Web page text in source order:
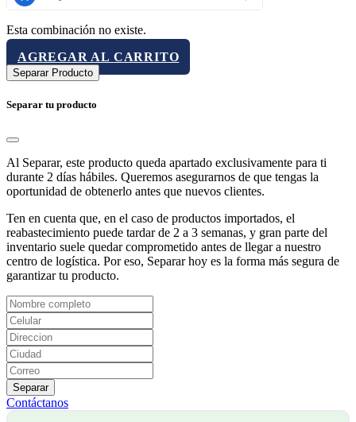
Esta combinación no existe.
AGREGAR AL CARRITO
Separar Producto
Separar tu producto
Al Separar, este producto queda apartado exclusivamente para ti
durante 2 días hábiles. Queremos asegurarnos de que tengas la
oportunidad de obtenerlo antes que nuevos clientes.
Ten en cuenta que, en el caso de productos importados, el
reabastecimiento puede tardar de 2 a 3 semanas, y gran parte del
inventario suele quedar comprometido antes de llegar a nuestro
centro de logística. Por eso, Separar hoy es la forma más segura de
garantizar tu producto.
Separar
Contáctanos